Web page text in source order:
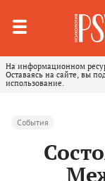
На информационном
Оставаясь на сайте, вы
использование.
События